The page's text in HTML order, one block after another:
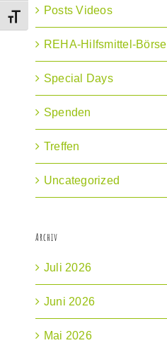
Schrift vergrößern
Posts Videos
REHA-Hilfsmittel-Börse
Special Days
Spenden
Treffen
Uncategorized
Archiv
Juli 2026
Juni 2026
Mai 2026